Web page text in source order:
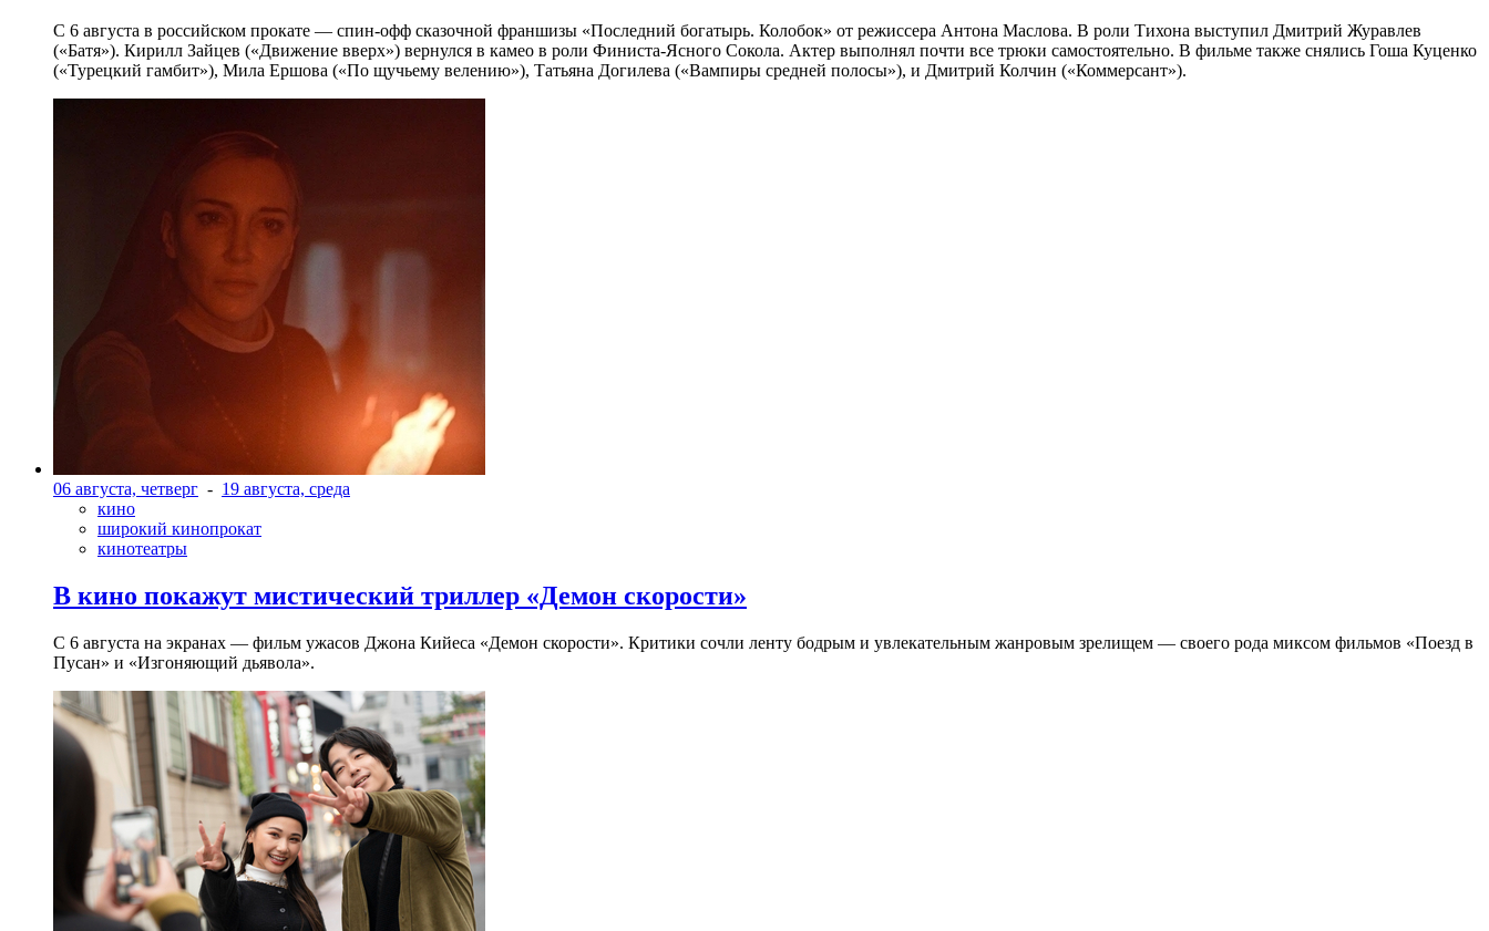
С 6 августа в российском прокате — спин-офф сказочной франшизы «Последний богатырь. Колобок» от режиссера Антона Маслова. В роли Тихона выступил Дмитрий Журавлев
(«Батя»). Кирилл Зайцев («Движение вверх») вернулся в камео в роли Финиста-Ясного Сокола. Актер выполнял почти все трюки самостоятельно. В фильме также снялись Гоша Куценко
(«Турецкий гамбит»), Мила Ершова («По щучьему велению»), Татьяна Догилева («Вампиры средней полосы»), и Дмитрий Колчин («Коммерсант»).
06 августа, четверг - 19 августа, среда
кино
широкий кинопрокат
кинотеатры
В кино покажут мистический триллер «Демон скорости»
С 6 августа на экранах — фильм ужасов Джона Кийеса «Демон скорости». Критики сочли ленту бодрым и увлекательным жанровым зрелищeм — своего рода миксом фильмов «Поезд в
Пусан» и «Изгоняющий дьявола».